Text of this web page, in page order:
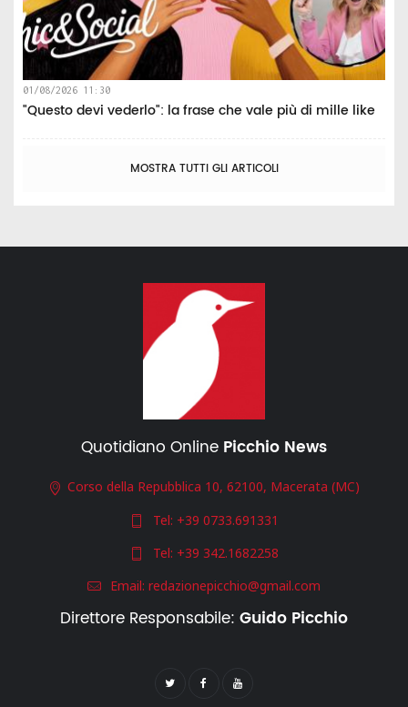
01/08/2026 11:30
"Questo devi vederlo": la frase che vale più di mille like
MOSTRA TUTTI GLI ARTICOLI
Quotidiano Online Picchio News
Corso della Repubblica 10, 62100, Macerata (MC)
Tel: +39 0733.691331
Tel: +39 342.1682258
Email: redazionepicchio@gmail.com
Direttore Responsabile: Guido Picchio